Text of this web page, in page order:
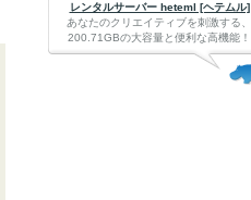
レンタルサーバー heteml [ヘテムル]
あなたのクリエイティブを刺激する、
200.71GBの大容量と便利な高機能！